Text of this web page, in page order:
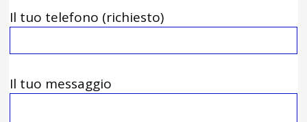
Il tuo telefono (richiesto)
Il tuo messaggio